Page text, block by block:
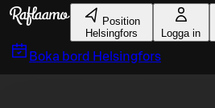
Gå till huvudinnehållet
Position
Helsingfors
Logga in
Boka bord Helsingfors